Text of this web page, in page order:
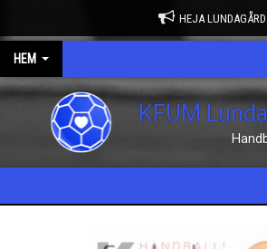
HEJA LUNDAGÅRD
HEM
KFUM